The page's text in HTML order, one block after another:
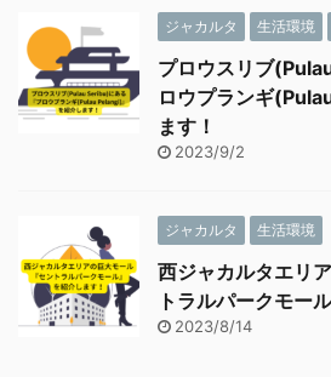
ジャカルタ 生活環境
プロウスリブ
ロウプランギ
ます！
2023/9/2
ジャカルタ 生活環境
西ジャカルタエリ
トラルパークモー
2023/8/14